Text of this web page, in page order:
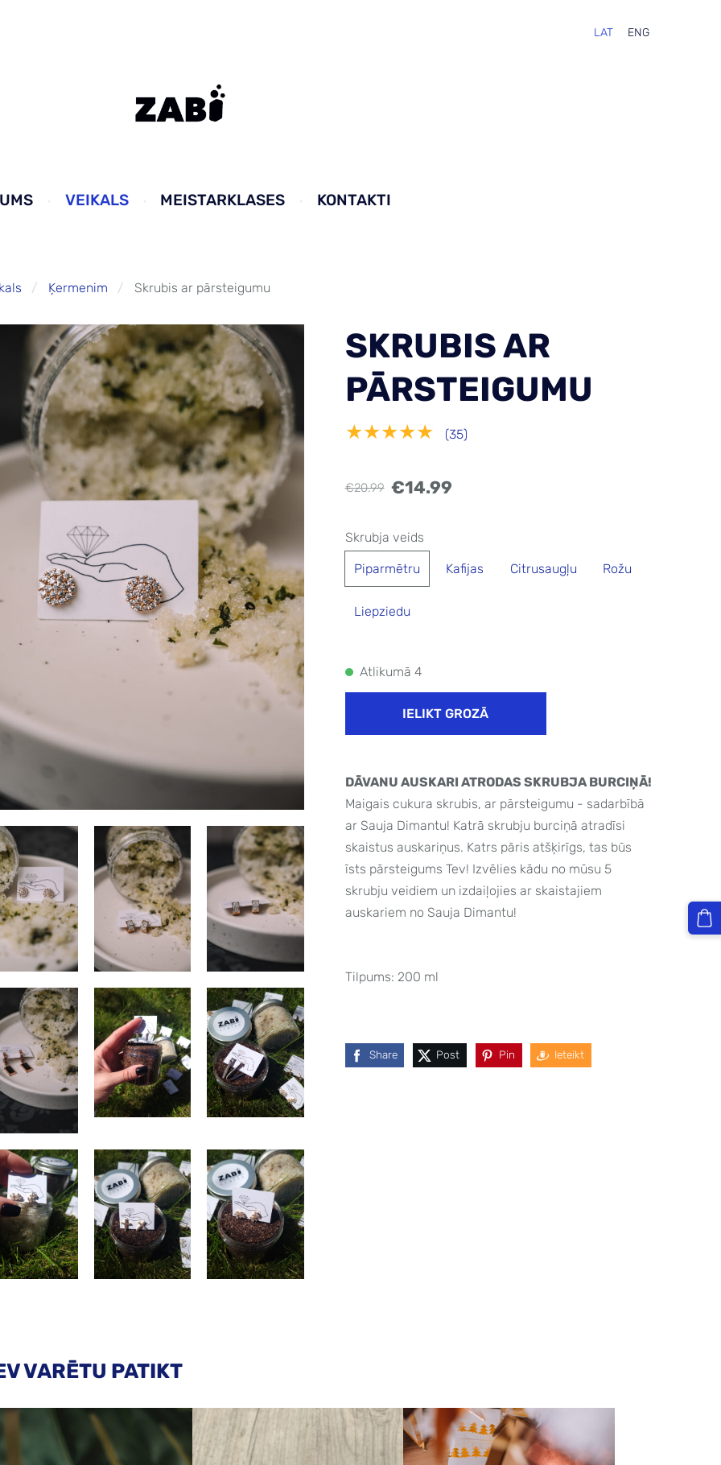
VEIKALS MEISTARKLASES KONTAKTI
LAT ENG
Ķermenim Skrubis ar pārsteigumu
SKRUBIS AR
PĀRSTEIGUMU
★★★★★ (35)
€20.99 €14.99
Skrubja veids
Piparmētru Kafijas Citrusaugļu Rožu
Liepziedu
Atlikumā 4
IELIKT GROZĀ
DĀVANU AUSKARI ATRODAS SKRUBJA BURCIŅĀ!
Maigais cukura skrubis, ar pārsteigumu - sadarbībā
ar Sauja Dimantu! Katrā skrubju burciņā atradīsi
skaistus auskariņus. Katrs pāris atšķirīgs, tas būs
īsts pārsteigums Tev! Izvēlies kādu no mūsu 5
skrubju veidiem un izdaiļojies ar skaistajiem
auskariem no Sauja Dimantu!
Tilpums: 200 ml
Share Post Pin Ieteikt
VARĒTU PATIKT